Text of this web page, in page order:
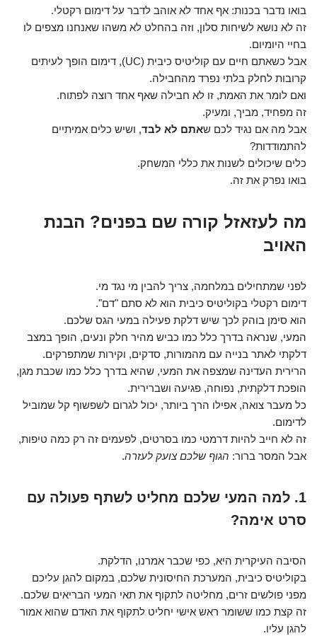
בואו נדבר בכנות: אף אחד לא אוהב לדבר על דימום רקטלי.
זה לא נושא לשיחות סלון, וזה בהחלט לא משהו שאנחנו מצפים לו
בחיי היומיום.
אבל כשאתם חיים עם קוליטיס כיבית (UC), דימום הופך לעיתים
קרובות לחלק בלתי נפרד מהחבילה.
ואם לומר את האמת, זו לא חבילה שאף אחד רוצה לפתוח.
זה מפחיד, מביך, ומעיק.
אבל מה אם נגיד לכם שאתם לא לבד, ושיש כלים אמיתיים
להתמודדות?
כלים שיכולים לשנות את כללי המשחק.
בואו נפרק את זה.
מה לעזאזל קורה שם בפנים? הבנת
האויב
לפני שמתחילים במלחמה, צריך להבין מי נגד מי.
דימום רקטלי בקוליטיס כיבית הוא לא סתם "דם".
הוא סימן בוהק לכך שיש דלקת פעילה במעי הגס שלכם.
המעי, שנראה בדרך כלל כמו כביש מהיר חלק ונעים, הופך במצב
דלקתי לאתר בנייה עם מהמורות, סדקים, וקירות שמתפרקים.
הרירית העדינה שמצפה את המעי, שהיא בדרך כלל כמו שכבת מגן,
הופכת דלקתית, נפוחה, פגיעה ושברירית.
כל מעבר צואה, אפילו הרך ביותר, יכול לגרום לשפשוף קל שמוביל
לדימום.
זה לא חייב להיות דרמטי כמו בסרטים, לפעמים זה רק כמה טיפות,
אבל המסר ברור: הגוף שלכם צועק לעזרה.
1. למה המעי שלכם מחליט לשתף פעולה עם
סרט אימה?
הסיבה העיקרית היא, כפי שכבר אמרנו, הדלקת.
בקוליטיס כיבית, המערכת החיסונית שלכם, במקום להגן עליכם
מפני פולשים זרים, מחליטה לתקוף את תאי המעי הבריאים שלכם.
זה קצת כמו ששומר ראש אישי יחליט לתקוף את האדם שהוא אמור
להגן עליו.